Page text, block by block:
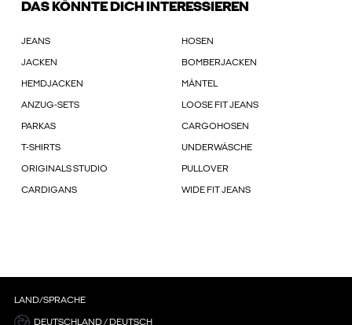
DAS KÖNNTE DICH INTERESSIEREN
JEANS HOSEN
JACKEN BOMBERJACKEN
HEMDJACKEN MÄNTEL
ANZUG-SETS LOOSE FIT JEANS
PARKAS CARGOHOSEN
T-SHIRTS UNDERWÄSCHE
ORIGINALS STUDIO PULLOVER
CARDIGANS WIDE FIT JEANS
LAND/SPRACHE
DEUTSCHLAND / DEUTSCH